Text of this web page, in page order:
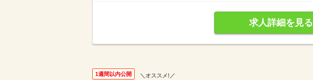
求人詳細を見る
1週間以内公開 ＼オススメ!／